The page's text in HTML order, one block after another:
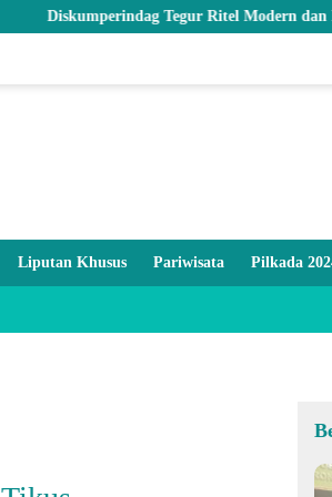
Tegur Ritel Modern dan Pastikan Stok
Liputan Khusus Pariwisata Pilkada